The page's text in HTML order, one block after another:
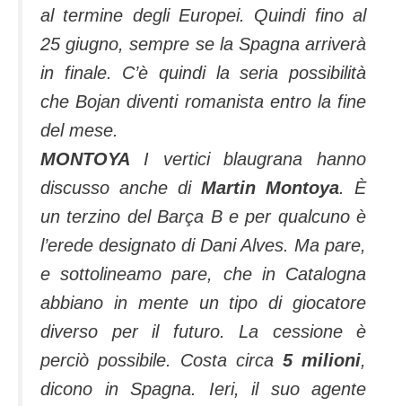
al termine degli Europei. Quindi fino al
25 giugno, sempre se la Spagna arriverà
in finale. C’è quindi la seria possibilità
che Bojan diventi romanista entro la fine
del mese.
MONTOYA I vertici blaugrana hanno
discusso anche di Martin Montoya. È
un terzino del Barça B e per qualcuno è
l’erede designato di Dani Alves. Ma pare,
e sottolineamo pare, che in Catalogna
abbiano in mente un tipo di giocatore
diverso per il futuro. La cessione è
perciò possibile. Costa circa 5 milioni,
dicono in Spagna. Ieri, il suo agente